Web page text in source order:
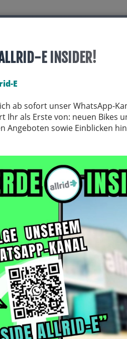
E INSIDER!
E
ab sofort unser WhatsApp-
Ihr als Erste von: neuen Bikes
Angeboten sowie Einblicken